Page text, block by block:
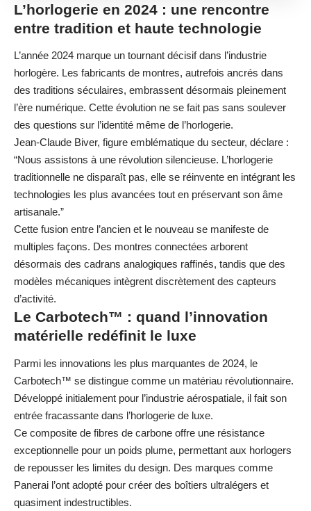
L’horlogerie en 2024 : une rencontre
entre tradition et haute technologie
L’année 2024 marque un tournant décisif dans l’industrie
horlogère. Les fabricants de montres, autrefois ancrés dans
des traditions séculaires, embrassent désormais pleinement
l’ère numérique. Cette évolution ne se fait pas sans soulever
des questions sur l’identité même de l’horlogerie.
Jean-Claude Biver, figure emblématique du secteur, déclare :
“Nous assistons à une révolution silencieuse. L’horlogerie
traditionnelle ne disparaît pas, elle se réinvente en intégrant les
technologies les plus avancées tout en préservant son âme
artisanale.”
Cette fusion entre l’ancien et le nouveau se manifeste de
multiples façons. Des montres connectées arborent
désormais des cadrans analogiques raffinés, tandis que des
modèles mécaniques intègrent discrètement des capteurs
d’activité.
Le Carbotech™ : quand l’innovation
matérielle redéfinit le luxe
Parmi les innovations les plus marquantes de 2024, le
Carbotech™ se distingue comme un matériau révolutionnaire.
Développé initialement pour l’industrie aérospatiale, il fait son
entrée fracassante dans l’horlogerie de luxe.
Ce composite de fibres de carbone offre une résistance
exceptionnelle pour un poids plume, permettant aux horlogers
de repousser les limites du design. Des marques comme
Panerai l’ont adopté pour créer des boîtiers ultralégers et
quasiment indestructibles.